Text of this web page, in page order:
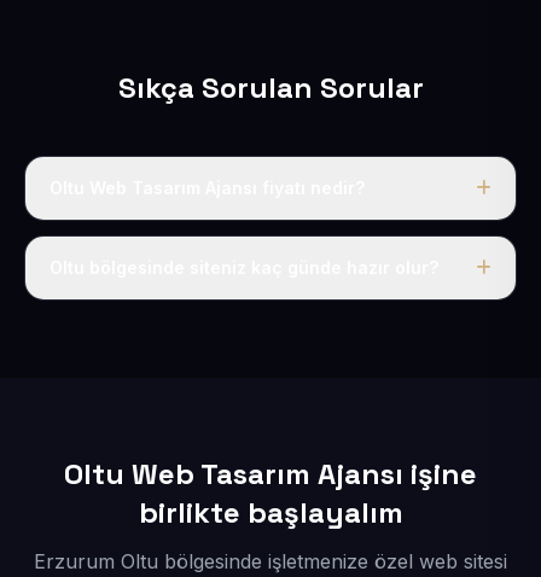
Sıkça Sorulan Sorular
Tek fiyat uygulanır: yıllık 50 USD + KDV. Bu bedele alan
Oltu Web Tasarım Ajansı işine
birlikte başlayalım
Erzurum Oltu bölgesinde işletmenize özel web sitesi